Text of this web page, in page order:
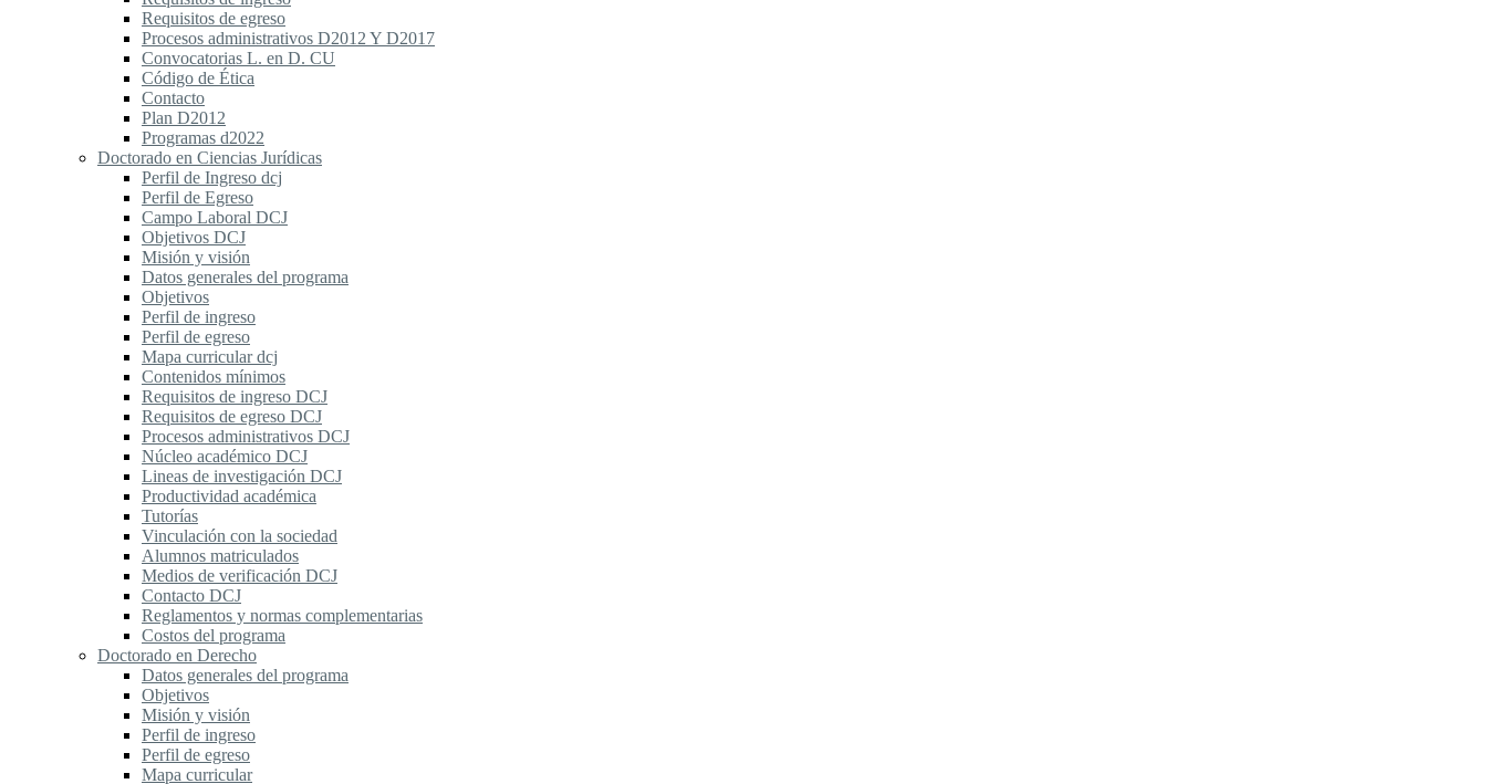
Requisitos de egreso
Procesos administrativos D2012 Y D2017
Convocatorias L. en D. CU
Código de Ética
Contacto
Plan D2012
Programas d2022
Doctorado en Ciencias Jurídicas
Perfil de Ingreso dcj
Perfil de Egreso
Campo Laboral DCJ
Objetivos DCJ
Misión y visión
Datos generales del programa
Objetivos
Perfil de ingreso
Perfil de egreso
Mapa curricular dcj
Contenidos mínimos
Requisitos de ingreso DCJ
Requisitos de egreso DCJ
Procesos administrativos DCJ
Núcleo académico DCJ
Lineas de investigación DCJ
Productividad académica
Tutorías
Vinculación con la sociedad
Alumnos matriculados
Medios de verificación DCJ
Contacto DCJ
Reglamentos y normas complementarias
Costos del programa
Doctorado en Derecho
Datos generales del programa
Objetivos
Misión y visión
Perfil de ingreso
Perfil de egreso
Mapa curricular